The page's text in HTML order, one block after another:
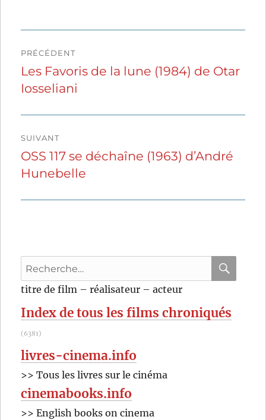
de
l’article
PRÉCÉDENT
Publication
précédente :
Les Favoris de la lune (1984) de Otar
Iosseliani
SUIVANT
Publication
suivante :
OSS 117 se déchaîne (1963) d’André
Hunebelle
Recherche
pour
:
titre de film – réalisateur – acteur
Index de tous les films chroniqués
(6381)
livres-cinema.info
>> Tous les livres sur le cinéma
cinemabooks.info
>> English books on cinema